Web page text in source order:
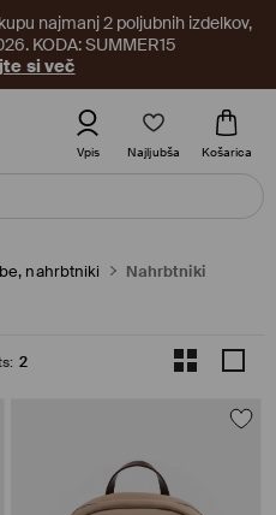
najmanj 2 poljubnih izdelkov,
KODA: SUMMER15
si več
Vpis Najljubša Košarica
nahrbtniki Nahrbtniki
: 2